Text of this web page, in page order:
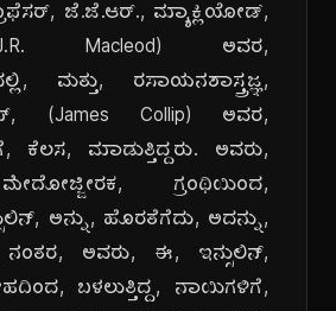
ಜೆ.ಜೆ.ಆರ್., ಮ್ಯಾಕ್ಲಿಯೋಡ್,
Macleod) ಅವರ,
ಮತ್ತು, ರಸಾಯನಶಾಸ್ತ್ರಜ್ಞ,
(James Collip) ಅವರ,
ಮಾಡುತ್ತಿದ್ದರು. ಅವರು,
ಗ್ರಂಥಿಯಿಂದ,
ಅನ್ನು, ಹೊರತೆಗೆದು, ಅದನ್ನು,
ನಂತರ, ಅವರು, ಈ, ಇನ್ಸುಲಿನ್,
ಬಳಲುತ್ತಿದ್ದ, ನಾಯಿಗಳಿಗೆ,